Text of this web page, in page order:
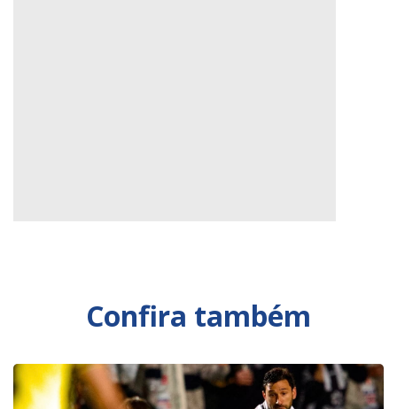
Confira também